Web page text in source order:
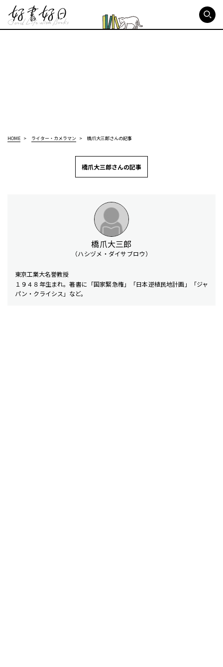
HOME ライター・カメラマン 橋爪大三郎さんの記事
橋爪大三郎さんの記事
橋爪大三郎
（ハシヅメ・ダイサブロウ）
東京工業大名誉教授
１９４８年生まれ。著書に「国家緊急権」「日本逆植民地計画」「ジャ
パン・クライシス」など。